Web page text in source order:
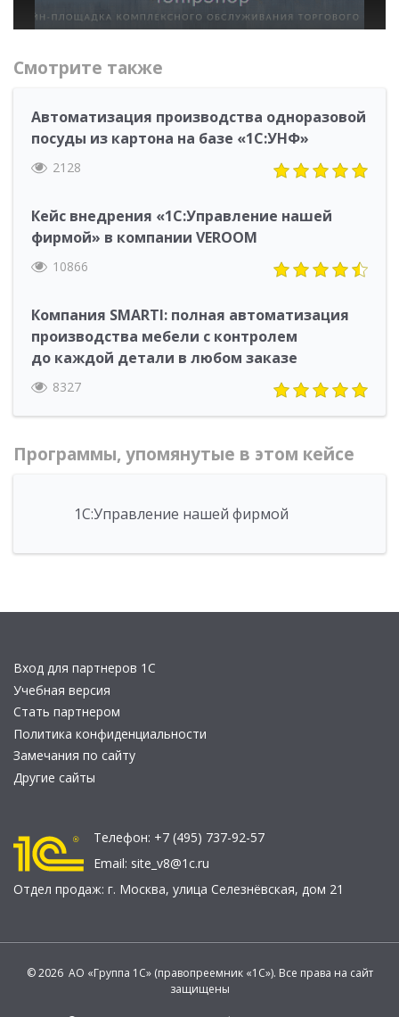
Смотрите также
Автоматизация производства одноразовой
посуды из картона на базе «1С:УНФ»
2128
Кейс внедрения «1С:Управление нашей
фирмой» в компании VEROOM
10866
Компания SMARTI: полная автоматизация
производства мебели с контролем
до каждой детали в любом заказе
8327
Программы, упомянутые в этом кейсе
1С:Управление нашей фирмой
Вход для партнеров 1С
Учебная версия
Стать партнером
Политика конфиденциальности
Замечания по сайту
Другие сайты
Телефон: +7 (495) 737-92-57
Email: site_v8@1c.ru
Отдел продаж: г. Москва, улица Селезнёвская, дом 21
© 2026 АО «Группа 1С» (правопреемник «1С»). Все права на сайт
защищены